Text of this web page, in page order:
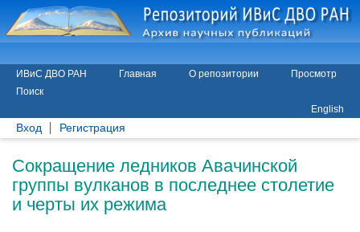
ИВиС ДВО РАН Главная О репозитории
Просмотр
Поиск
English
Вход Регистрация
Сокращение ледников Авачинской
группы вулканов в последнее столетие
и черты их режима